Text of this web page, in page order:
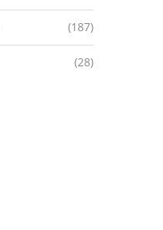
(187)
(28)